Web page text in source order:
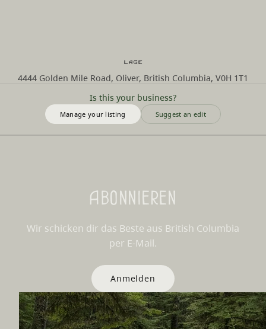
Is this your business?
Manage your listing Suggest an edit
Lage
4444 Golden Mile Road, Oliver, British Columbia, V0H 1T1
Abonnieren
Wir schicken dir das Beste aus British Columbia
per E-Mail.
Anmelden